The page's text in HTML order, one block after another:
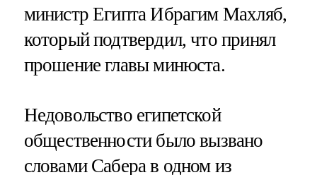
министр Египта Ибрагим Махляб,
который подтвердил, что принял
прошение главы минюста.
Недовольство египетской
общественности было вызвано
словами Сабера в одном из